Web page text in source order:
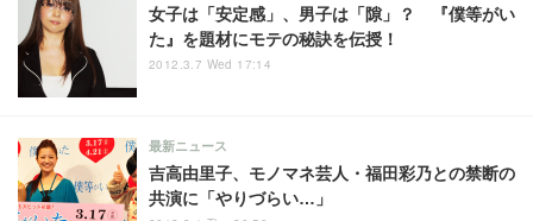
女子は「安定感」、男子は「隙」？ 『僕等がい
た』を題材にモテの秘訣を伝授！
2012.3.7 Wed 17:14
吉高由里子、モノマネ芸人・福田彩乃との禁断の
共演に「やりづらい…」
最新ニュース